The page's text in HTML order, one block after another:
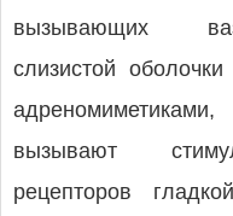
вызывающих
слизистой
вызывают
рецепторов